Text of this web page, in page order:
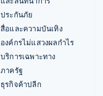
ประกันภัย
สื่อและความบันเทิง
องค์กรไม่แสวงผลกำไร
บริการเฉพาะทาง
ภาครัฐ
ธุรกิจค้าปลีก